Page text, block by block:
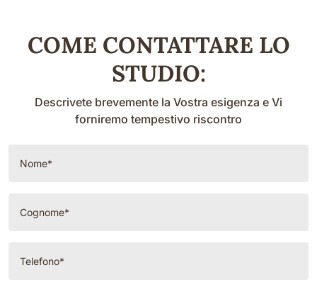
COME CONTATTARE LO
STUDIO:
Descrivete brevemente la Vostra esigenza e Vi
forniremo tempestivo riscontro